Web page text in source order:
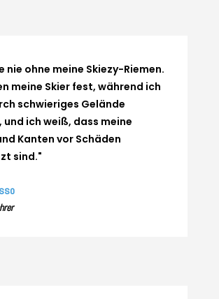
nie ohne meine Skiezy-Riemen.
meine Skier fest, während ich
schwieriges Gelände
und ich weiß, dass meine
Kanten vor Schäden
sind."